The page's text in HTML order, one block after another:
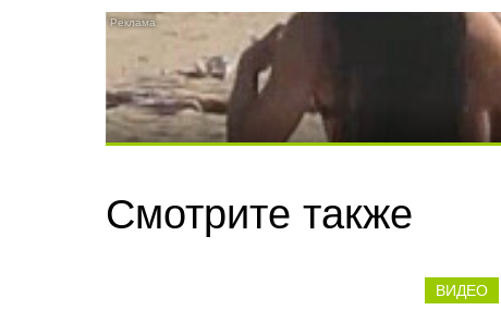
Скрытая камера на пляже Крыма: Что
Смотрите также
ВИДЕО